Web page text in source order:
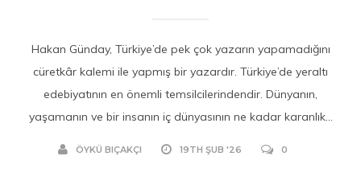
Hakan Günday, Türkiye’de pek çok yazarın yapamadığını
cüretkâr kalemi ile yapmış bir yazardır. Türkiye’de yeraltı
edebiyatının en önemli temsilcilerindendir. Dünyanın,
yaşamanın ve bir insanın iç dünyasının ne kadar karanlık...
ÖYKÜ BIÇAKÇI 19TH ŞUB '26 0